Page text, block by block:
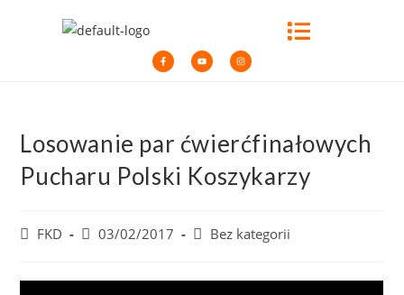
Losowanie par ćwierćfinałowych
Pucharu Polski Koszykarzy
FKD 03/02/2017 Bez kategorii